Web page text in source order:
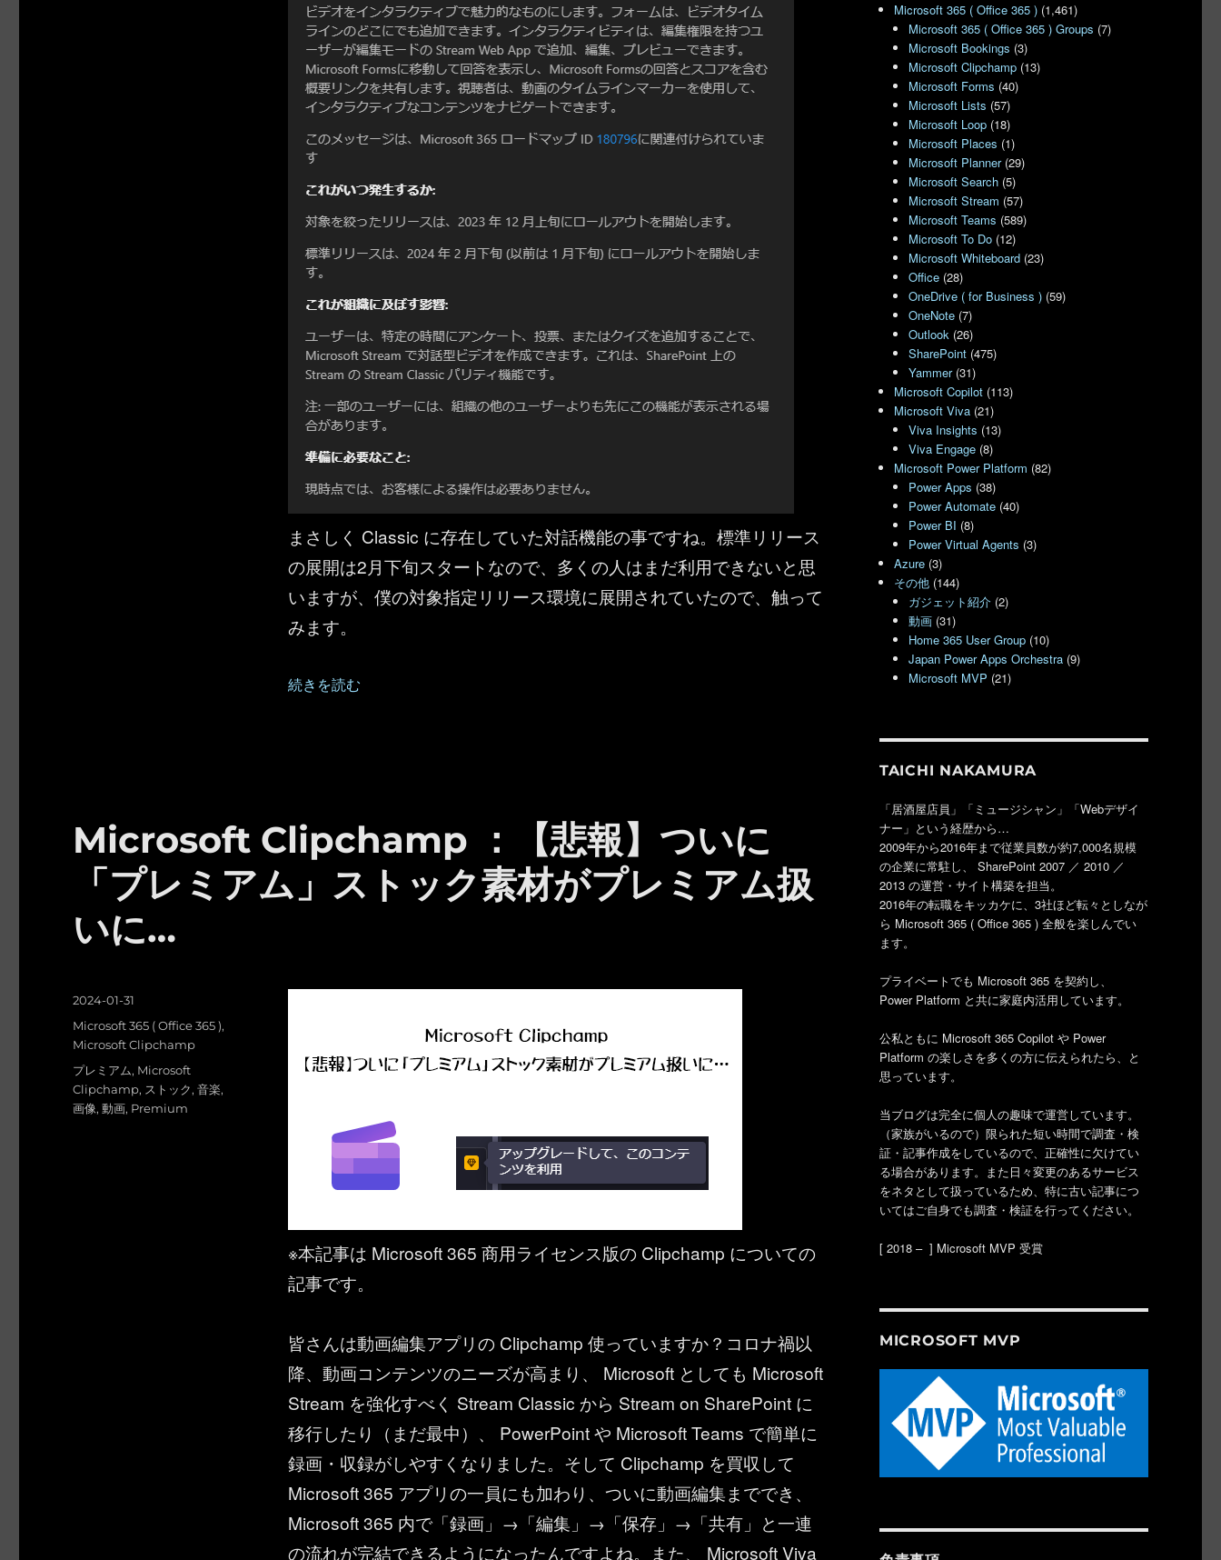
まさしく Classic に存在していた対話機能の事ですね。標準リリース
の展開は2月下旬スタートなので、多くの人はまだ利用できないと思
いますが、僕の対象指定リリース環境に展開されていたので、触って
みます。
“Microsoft Stream ：対話機能（アンケート・投票・クイズ 編）” の
続きを読む
Microsoft Clipchamp ：【悲報】ついに
「プレミアム」ストック素材がプレミアム扱
いに…
※本記事は Microsoft 365 商用ライセンス版の Clipchamp についての
記事です。
皆さんは動画編集アプリの Clipchamp 使っていますか？コロナ禍以
降、動画コンテンツのニーズが高まり、 Microsoft としても Microsoft
Stream を強化すべく Stream Classic から Stream on SharePoint に
移行したり（まだ最中）、 PowerPoint や Microsoft Teams で簡単に
録画・収録がしやすくなりました。そして Clipchamp を買収して
Microsoft 365 アプリの一員にも加わり、ついに動画編集まででき、
Microsoft 365 内で「録画」→「編集」→「保存」→「共有」と一連
の流れが完結できるようになったんですよね。また、 Microsoft Viva
投
日:
2024-01-31
カ
テ
ゴ
リ
ー
Microsoft 365 ( Office 365 ),
Microsoft Clipchamp
タ
グ
プレミアム, Microsoft
Clipchamp, ストック,音楽,
画像,動画, Premium
Microsoft 365 ( Office 365 ) (1,461)
Microsoft 365 ( Office 365 ) Groups (7)
Microsoft Bookings (3)
Microsoft Clipchamp (13)
Microsoft Forms (40)
Microsoft Lists (57)
Microsoft Loop (18)
Microsoft Places (1)
Microsoft Planner(29)
Microsoft Search (5)
Microsoft Stream (57)
Microsoft Teams (589)
Microsoft To Do (12)
Microsoft Whiteboard (23)
Office (28)
OneDrive ( for Business ) (59)
OneNote (7)
Outlook (26)
SharePoint (475)
Yammer(31)
Microsoft Copilot (113)
Microsoft Viva (21)
Viva Insights (13)
Viva Engage (8)
Microsoft Power Platform (82)
Power Apps (38)
Power Automate (40)
Power BI (8)
Power Virtual Agents (3)
Azure (3)
その他 (144)
ガジェット紹介 (2)
動画 (31)
Home 365 User Group (10)
Japan Power Apps Orchestra (9)
Microsoft MVP (21)
TAICHI NAKAMURA
「居酒屋店員」「ミュージシャン」「Webデザイ
ナー」という経歴から…
2009年から2016年まで従業員数が約7,000名規模
の企業に常駐し、 SharePoint 2007 ／ 2010 ／
2013 の運営・サイト構築を担当。
2016年の転職をキッカケに、3社ほど転々としなが
ら Microsoft 365 ( Office 365 ) 全般を楽しんでい
ます。
プライベートでも Microsoft 365 を契約し、
Power Platform と共に家庭内活用しています。
公私ともに Microsoft 365 Copilot や Power
Platform の楽しさを多くの方に伝えられたら、と
思っています。
当ブログは完全に個人の趣味で運営しています。
（家族がいるので）限られた短い時間で調査・検
証・記事作成をしているので、正確性に欠けてい
る場合があります。また日々変更のあるサービス
をネタとして扱っているため、特に古い記事につ
いてはご自身でも調査・検証を行ってください。
[ 2018 – ] Microsoft MVP 受賞
MICROSOFT MVP